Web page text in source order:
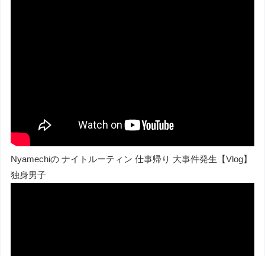
Nyamechiの ナイトルーティン 仕事帰り 大事件発生【Vlog】
独身男子